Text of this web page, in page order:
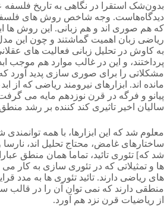
بدون‌شک استقرا در نگاهی به تاریخ فلسفه
دیدگاه‌هاست. وجه شاخص روش های
که هم صوری اند و هم زبانی. این روش ها
ریاضی زبان اهمیت گماشتند و چون این
به کاوش در تحلیل زبانی فعالیت های
پرداختند، و این در غالب موارد هم
مشکلاتی را برای صوری سازی پدید آورد
مانده اند. ابزارهای نیرومند ریاضی که از
پیانو و فرگه در قرن نوزدهم مایه می
سالیان اخیر تاثیری کند کننده بر رشد منطق
معلوم شد که این ابزارها، با همه توانمندی
ساختارهای غامض، محتاج تحلیل اند، نارسا و
شد که] تئوری تائید، تماما همان منطق
ها و تمثیلاتی که در تئوری سازی به کار
های ریاضی دارند. تائید تئوری ها به مدد
منطقی دارند که نمی توان آن را در
از ریاضیات قرن نزد هم آورد.